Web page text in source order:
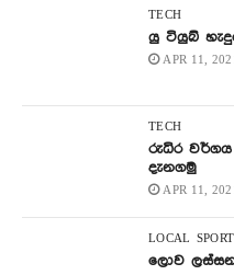
TECH
යු ටියුබ්
APR 11,
TECH
රුධිර වර්ගය
දැනගමු
APR 11,
LOCAL SPORT
ලොව